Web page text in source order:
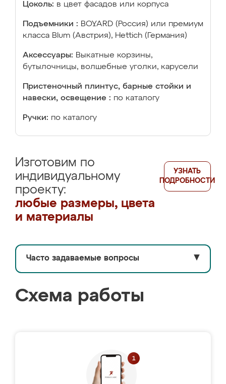
Цоколь: в цвет фасадов или корпуса
Подъемники : BOYARD (Россия) или премиум
класса Blum (Австрия), Hettich (Германия)
Аксессуары: Выкатные корзины,
бутылочницы, волшебные уголки, карусели
Пристеночный плинтус, барные стойки и
навески, освещение : по каталогу
Ручки: по каталогу
Изготовим по
индивидуальному
проекту:
любые размеры, цвета
и материалы
УЗНАТЬ
ПОДРОБНОСТИ
Часто задаваемые вопросы ▼
Схема работы